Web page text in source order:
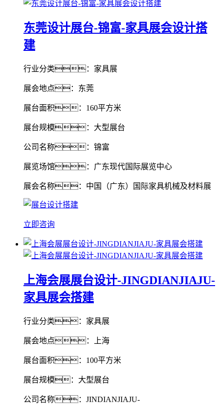
东莞设计展台-锦富-家具展会设计搭
建
行业分类：家具展
展会地点：东莞
展台面积：160平方米
展台规模：大型展台
公司名称：锦富
展览场馆：广东现代国际展览中心
展会名称：中国（广东）国际家具机械及材料展
立即咨询
上海会展展台设计-JINGDIANJIAJU-
家具展会搭建
行业分类：家具展
展会地点：上海
展台面积：100平方米
展台规模：大型展台
公司名称：JINDIANJIAJU-